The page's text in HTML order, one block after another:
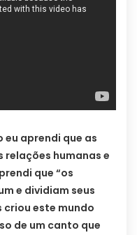
aprendi que as
humanas e
que “os
e dividiam seus
criou este mundo
de um canto que